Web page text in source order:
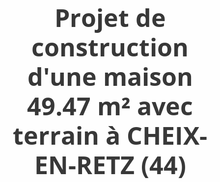
Projet de
construction
d'une maison
49.47 m² avec
terrain à CHEIX-
EN-RETZ (44)